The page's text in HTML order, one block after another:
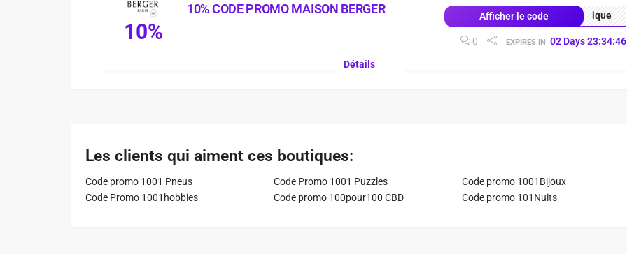
10%
10% CODE PROMO MAISON BERGER Afficher le code ique
0 EXPIRES IN 02 Days 23:34:45
Détails
Les clients qui aiment ces boutiques:
Code promo 1001 Pneus Code Promo 1001 Puzzles
Code promo 1001Bijoux
Code Promo 1001hobbies
Code promo 100pour100 CBD Code promo 101Nuits